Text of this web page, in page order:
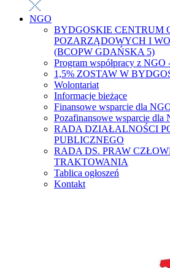
NGO
BYDGOSKIE CENTRUM
POZARZĄDOWYCH I
(BCOPW GDAŃSKA 5)
Program współpracy z NGO
1,5% ZOSTAW W
Wolontariat
Informacje bieżące
Finansowe wsparcie dla
Pozafinansowe wsparcie dla
RADA DZIAŁALNOŚCI
PUBLICZNEGO
RADA DS. PRAW
TRAKTOWANIA
Tablica ogłoszeń
Kontakt